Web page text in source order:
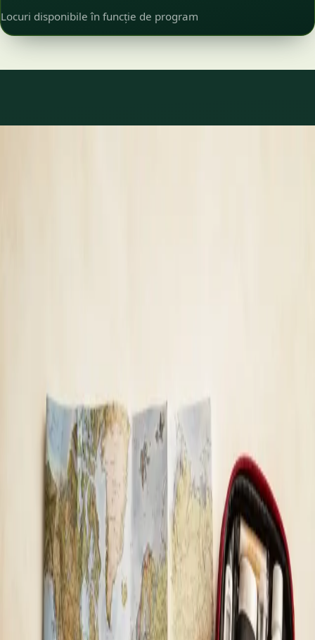
Locuri disponibile în funcție de program
Majoritatea pacienților încep aici. Alege un
interval disponibil cu un medic înregistrat în țara
Aflați mai multe:Medic online — fără înregistrare, fără sală de
așteptare, în aceeași zi
Rezervă consultație